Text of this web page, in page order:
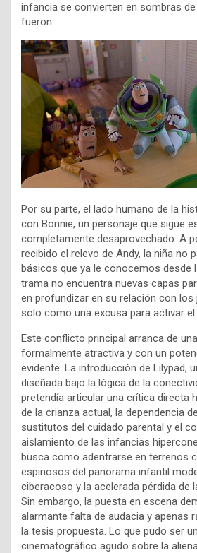
infancia se convierten en sombras
fueron.
Por su parte, el lado humano de la
con Bonnie, un personaje que sigue
completamente desaprovechado. A
recibido el relevo de Andy, la niña no
básicos que ya le conocemos desde
trama no encuentra nuevas capas
en profundizar en su relación con los
solo como una excusa para activar
Este conflicto principal arranca de
formalmente atractiva y con un
evidente. La introducción de Lilypad,
diseñada bajo la lógica de la
pretendía articular una crítica directa
de la crianza actual, la dependencia
sustitutos del cuidado parental y el
aislamiento de las infancias
busca como adentrarse en terrenos
espinosos del panorama infantil
ciberacoso y la acelerada pérdida de
Sin embargo, la puesta en escena
alarmante falta de audacia y apenas
la tesis propuesta. Lo que pudo ser
cinematográfico agudo sobre la